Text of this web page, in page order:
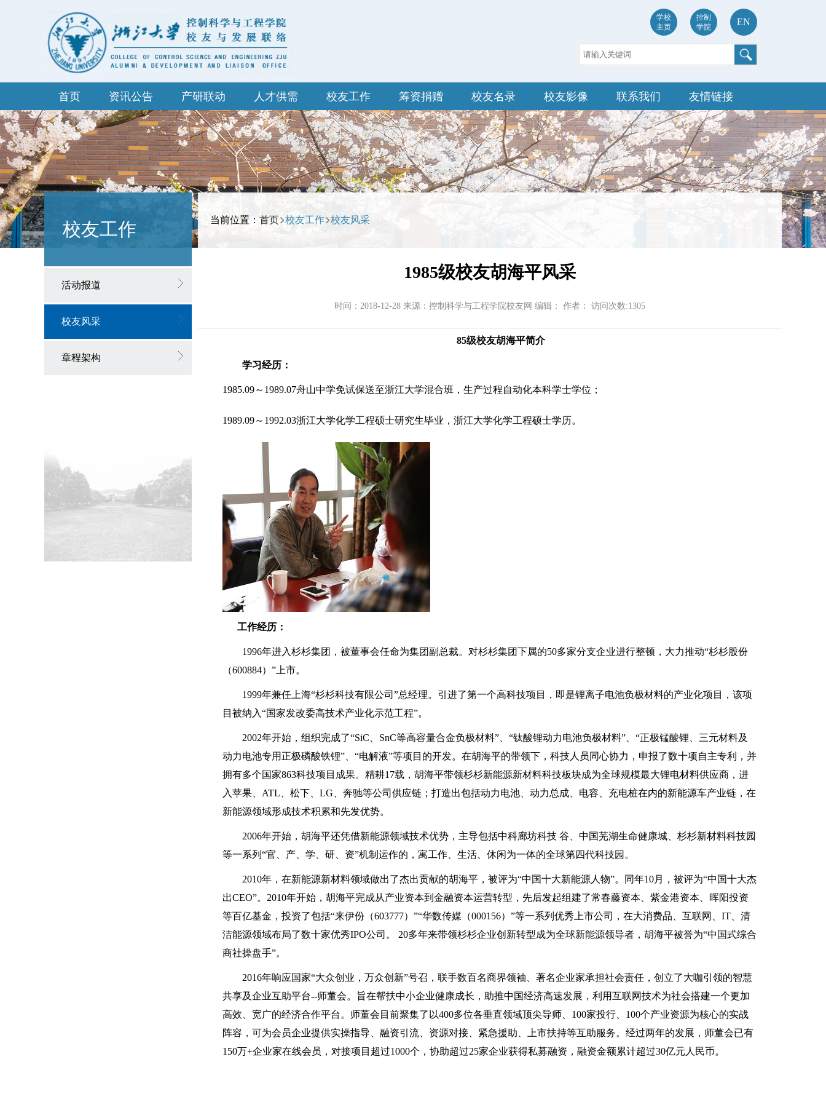
学校
主页
控制
学院
EN
首页 资讯公告 产研联动 人才供需 校友工作 筹资捐赠 校友名录 校友影像 联系我们 友情链接
校友工作
活动报道
校友风采
章程架构
当前位置： 首页 校友工作 校友风采
1985级校友胡海平风采
时间：2018-12-28 来源：控制科学与工程学院校友网 编辑： 作者： 访问次数:1305
85级校友胡海平简介
学习经历：
1985.09～1989.07舟山中学免试保送至浙江大学混合班，生产过程自动化本科学士学位；
1989.09～1992.03浙江大学化学工程硕士研究生毕业，浙江大学化学工程硕士学历。
工作经历：
1996年进入杉杉集团，被董事会任命为集团副总裁。对杉杉集团下属的50多家分支企业进行整顿，大力推动“杉杉股份
（600884）”上市。
1999年兼任上海“杉杉科技有限公司”总经理。引进了第一个高科技项目，即是锂离子电池负极材料的产业化项目，该项
目被纳入“国家发改委高技术产业化示范工程”。
2002年开始，组织完成了“SiC、SnC等高容量合金负极材料”、“钛酸锂动力电池负极材料”、“正极锰酸锂、三元材料及
动力电池专用正极磷酸铁锂”、“电解液”等项目的开发。在胡海平的带领下，科技人员同心协力，申报了数十项自主专利，并
拥有多个国家863科技项目成果。精耕17载，胡海平带领杉杉新能源新材料科技板块成为全球规模最大锂电材料供应商，进
入苹果、ATL、松下、LG、奔驰等公司供应链；打造出包括动力电池、动力总成、电容、充电桩在内的新能源车产业链，在
新能源领域形成技术积累和先发优势。
2006年开始，胡海平还凭借新能源领域技术优势，主导包括中科廊坊科技 谷、中国芜湖生命健康城、杉杉新材料科技园
等一系列“官、产、学、研、资”机制运作的，寓工作、生活、休闲为一体的全球第四代科技园。
2010年，在新能源新材料领域做出了杰出贡献的胡海平，被评为“中国十大新能源人物”。同年10月，被评为“中国十大杰
出CEO”。2010年开始，胡海平完成从产业资本到金融资本运营转型，先后发起组建了常春藤资本、紫金港资本、晖阳投资
等百亿基金，投资了包括“来伊份（603777）”“华数传媒（000156）”等一系列优秀上市公司，在大消费品、互联网、IT、清
洁能源领域布局了数十家优秀IPO公司。 20多年来带领杉杉企业创新转型成为全球新能源领导者，胡海平被誉为“中国式综合
商社操盘手”。
2016年响应国家“大众创业，万众创新”号召，联手数百名商界领袖、著名企业家承担社会责任，创立了大咖引领的智慧
共享及企业互助平台--师董会。旨在帮扶中小企业健康成长，助推中国经济高速发展，利用互联网技术为社会搭建一个更加
高效、宽广的经济合作平台。师董会目前聚集了以400多位各垂直领域顶尖导师、100家投行、100个产业资源为核心的实战
阵容，可为会员企业提供实操指导、融资引流、资源对接、紧急援助、上市扶持等互助服务。经过两年的发展，师董会已有
150万+企业家在线会员，对接项目超过1000个，协助超过25家企业获得私募融资，融资金额累计超过30亿元人民币。